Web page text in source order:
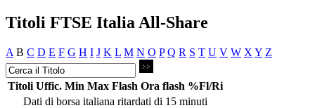
Titoli FTSE Italia All-Share
A B C D E F G H I J K L M N O P Q R S T U V W X Y Z
Titoli Uffic. Min Max Flash Ora flash %Fl/Ri
Dati di borsa italiana ritardati di 15 minuti